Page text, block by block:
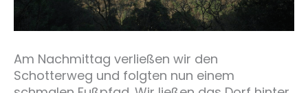
Am Nachmittag verließen wir den
Schotterweg und folgten nun einem